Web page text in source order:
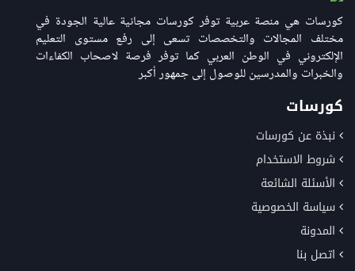
كورسات هي منصة عربية توفر كورسات مجانية عالية الجودة في
مختلف المجالات والتخصصات تسعى إلى رفع مستوى التعليم
الإلكتروني في الوطن العربي كما توفر فرصة لاصحاب الكفاءات
والخبرات والمدرسين للوصول إلى جمهور أكبر
كورسات
نبذة عن كورسات
شروط الاستخدام
الأسئلة الشائعة
سياسة الخصوصية
المدونة
اتصل بنا